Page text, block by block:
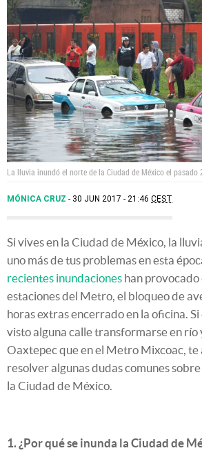
La lluvia inundó el norte de la Ciudad de México el pasado
MÓNICA CRUZ 30 JUN 2017 - 21:46 CEST
Si vives en la Ciudad de México, la
uno más de tus problemas en esta
recientes inundaciones han
estaciones del Metro, el bloqueo de
horas extras encerrado en la oficina. Si
visto alguna calle transformarse en río
Oaxtepec que en el Metro Mixcoac, te
resolver algunas dudas comunes
la Ciudad de México.
1. ¿Por qué se inunda la Ciudad de